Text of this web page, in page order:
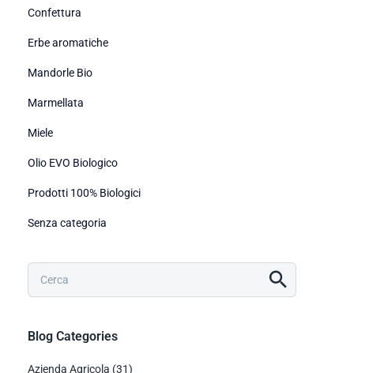
Confettura
Erbe aromatiche
Mandorle Bio
Marmellata
Miele
Olio EVO Biologico
Prodotti 100% Biologici
Senza categoria
Blog Categories
Azienda Agricola (31)